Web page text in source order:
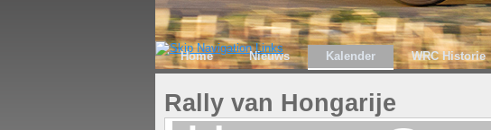
Home Nieuws Kalender WRC Historie
Rally van Hongarije